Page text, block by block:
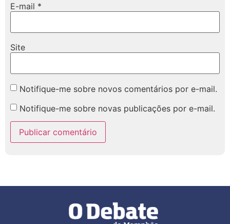
E-mail *
Site
Notifique-me sobre novos comentários por e-mail.
Notifique-me sobre novas publicações por e-mail.